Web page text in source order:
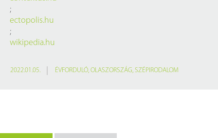
;
ectopolis.hu
;
wikipedia.hu
2022.01.05. ÉVFORDULÓ, OLASZORSZÁG, SZÉPIRODALOM